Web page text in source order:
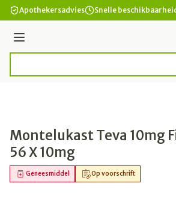
Ga naar de inhoud
Apothekersadvies Snelle
Menu
Montelukast Teva 10mg
56 X 10mg
Op voorschrift
Geneesmiddel